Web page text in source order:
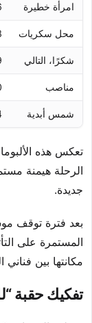
امرأة خطيرة
محل سكريات
شكرًا، التالي
مناصب
شمس أبدية
تعكس هذه
الرحلة هيمنة
جديدة.
المستمرة على
مكانتها بين
تفكيك حقبة